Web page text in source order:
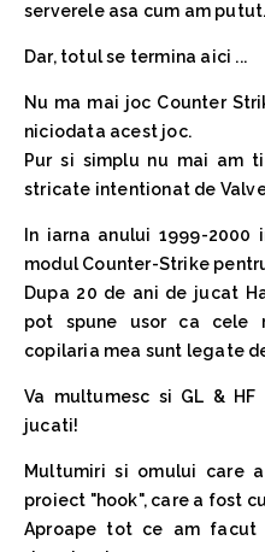
serverele asa cum am putut.
Dar, totul se termina aici ...
Nu ma mai joc Counter
niciodata acest joc.
Pur si simplu nu mai am
stricate intentionat de
In iarna anului 1999-
modul Counter-Strike
Dupa 20 de ani de jucat
pot spune usor ca cele
copilaria mea sunt legate
Va multumesc si GL &
jucati!
Multumiri si omului care
proiect "hook", care a fost
Aproape tot ce am